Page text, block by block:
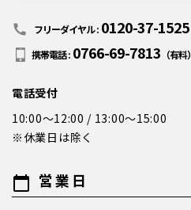
call フリーダイヤル : 0120-37-1525
携帯電話 : 0766-69-7813 （有料）
電話受付
10:00～12:00 / 13:00～15:00
※休業日は除く
calendar_today 営業日